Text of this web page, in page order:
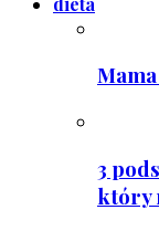
3
który